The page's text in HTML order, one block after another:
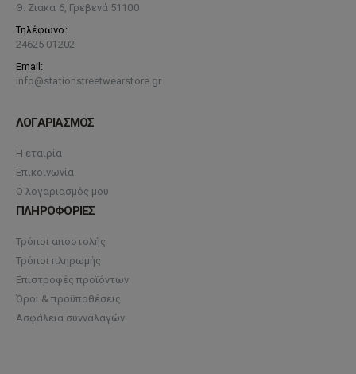
Θ. Ζιάκα 6, Γρεβενά 51100
Τηλέφωνο:
24625 01202
Email:
info@stationstreetwearstore.gr
ΛΟΓΑΡΙΑΣΜΟΣ
Η εταιρία
Επικοινωνία
Ο λογαριασμός μου
ΠΛΗΡΟΦΟΡΙΕΣ
Τρόποι αποστολής
Τρόποι πληρωμής
Επιστροφές προϊόντων
Όροι & προϋποθέσεις
Ασφάλεια συνναλαγών